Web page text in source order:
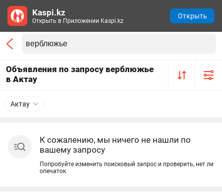
Объявления по запросу верблюжье
в Актау
Актау
К сожалению, мы ничего не нашли по
вашему запросу
Попробуйте изменить поисковый запрос и проверить, нет ли
опечаток
Kaspi.kz
Открыть в Приложении Kaspi.kz
Открыть